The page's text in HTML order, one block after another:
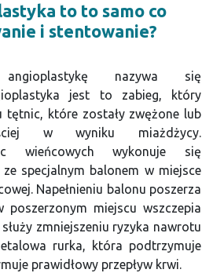
to to samo co
i stentowanie?
nazywa się
jest to zabieg, który
tętnic, które zostały zwężone lub
w wyniku miażdżycy.
wieńcowych wykonuje się
specjalnym balonem w miejsce
Napełnieniu balonu poszerza
poszerzonym miejscu wszczepia
zmniejszeniu ryzyka nawrotu
rurka, która podtrzymuje
prawidłowy przepływ krwi.